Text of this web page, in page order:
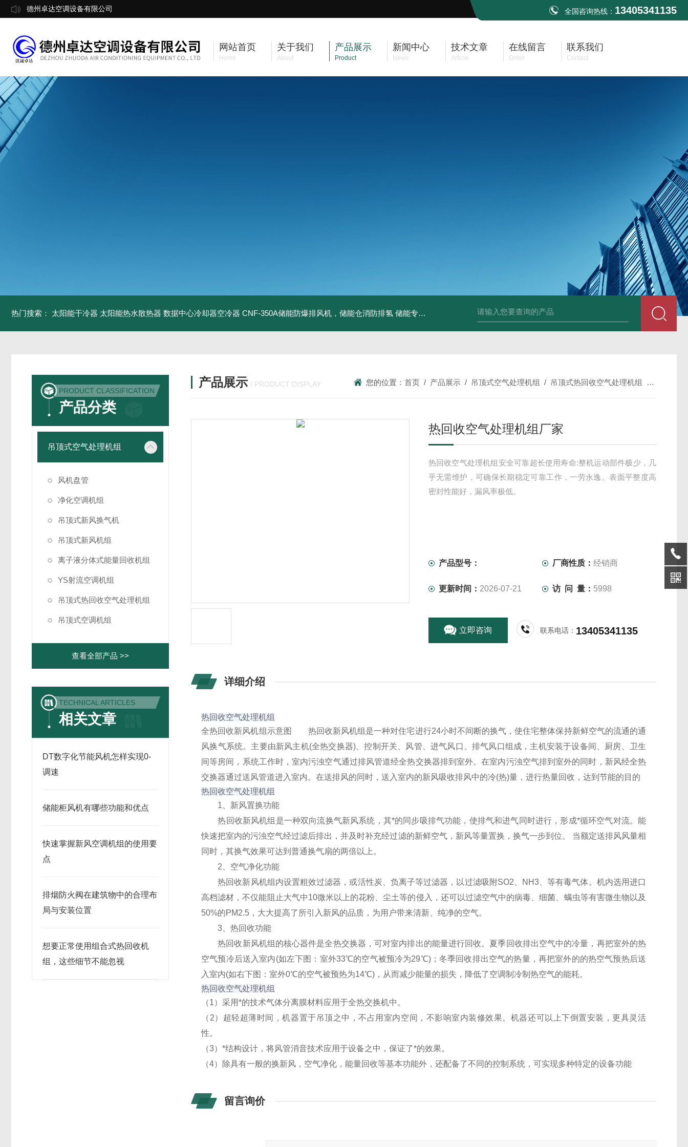
德州卓达空调设备有限公司 全国咨询热线： 13405341135
网站首页
Home
关于我们
About
产品展示
Product
新闻中心
News
技术文章
Article
在线留言
Order
联系我们
Contact
热门搜索： 太阳能干冷器 太阳能热水散热器 数据中心冷却器空冷器 CNF-350A储能防爆排风机，储能仓消防排氢 储能专用风机 储能箱风机 储能柜专用风机 PF-200/300/400/500排气扇/卫生间通风器
PRODUCT CLASSIFICATION
产品分类
吊顶式空气处理机组
风机盘管
净化空调机组
吊顶式新风换气机
吊顶式新风机组
离子液分体式能量回收机组
YS射流空调机组
吊顶式热回收空气处理机组
吊顶式空调机组
查看全部产品 >>
TECHNICAL ARTICLES
相关文章
DT数字化节能风机怎样实现0-
调速
储能柜风机有哪些功能和优点
快速掌握新风空调机组的使用要
点
排烟防火阀在建筑物中的合理布
局与安装位置
想要正常使用组合式热回收机
组，这些细节不能忽视
产品展示 / PRODUCT DISPLAY 您的位置：首页 / 产品展示 / 吊顶式空气处理机组 / 吊顶式热回收空气处理机组 热回收空
热回收空气处理机组厂家
热回收空气处理机组安全可靠超长使用寿命:整机运动部件极少，几
乎无需维护，可确保长期稳定可靠工作，一劳永逸。表面平整度高
密封性能好，漏风率极低。
产品型号： 厂商性质：经销商
更新时间： 2026-07-21 访 问 量： 5998
立即咨询 联系电话： 13405341135
详细介绍
热回收空气处理机组
全热回收新风机组示意图 热回收新风机组是一种对住宅进行24小时不间断的换气，使住宅整体保持新鲜空气的流通的通
风换气系统。主要由新风主机(全热交换器)、控制开关、风管、进气风口、排气风口组成，主机安装于设备间、厨房、卫生
间等房间，系统工作时，室内污浊空气通过排风管道经全热交换器排到室外。在室内污浊空气排到室外的同时，新风经全热
交换器通过送风管道进入室内。在送排风的同时，送入室内的新风吸收排风中的冷(热)量，进行热量回收，达到节能的目的
热回收空气处理机组
1、新风置换功能
热回收新风机组是一种双向流换气新风系统，其*的同步吸排气功能，使排气和进气同时进行，形成*循环空气对流。能
快速把室内的污浊空气经过滤后排出，并及时补充经过滤的新鲜空气，新风等量置换，换气一步到位。 当额定送排风风量相
同时，其换气效果可达到普通换气扇的两倍以上。
2、空气净化功能
热回收新风机组内设置粗效过滤器 ，或活性炭、负离子等过滤器，以过滤吸附SO2、NH3、等有毒气体。机内选用进口
高档滤材，不仅能阻止大气中10微米以上的花粉、尘土等的侵入，还可以过滤空气中的病毒、细菌、螨虫等有害微生物以及
50%的PM2.5，大大提高了所引入新风的品质，为用户带来清新、纯净的空气。
3、热回收功能
热回收新风机组的核心器件是全热交换器，可对室内排出的能量进行回收。夏季回收排出空气中的冷量，再把室外的热
空气预冷后送入室内(如左下图：室外33℃的空气被预冷为29℃)；冬季回收排出空气的热量，再把室外的的热空气预热后送
入室内(如右下图：室外0℃的空气被预热为14℃)，从而减少能量的损失，降低了空调制冷制热空气的能耗。
热回收空气处理机组
（1）采用*的技术气体分离膜材料应用于全热交换机中。
（2）超轻超薄时间，机器置于吊顶之中，不占用室内空间，不影响室内装修效果。机器还可以上下倒置安装，更具灵活
性。
（3）*结构设计，将风管消音技术应用于设备之中，保证了*的效果。
（4）除具有一般的换新风，空气净化，能量回收等基本功能外，还配备了不同的控制系统，可实现多种特定的设备功能
留言询价